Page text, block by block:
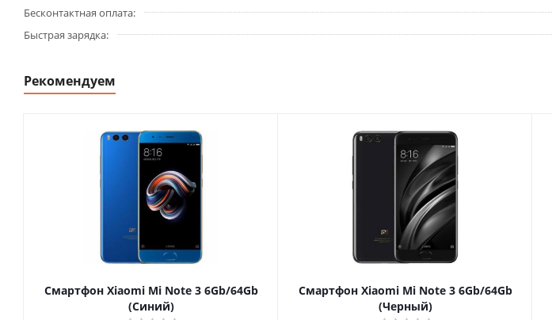
Бесконтактная оплата
Быстрая зарядка
Рекомендуем
Смартфон Xiaomi Mi Note 3 6Gb/64Gb
(Синий)
Смартфон Xiaomi Mi Note 3 6Gb/64Gb
(Черный)